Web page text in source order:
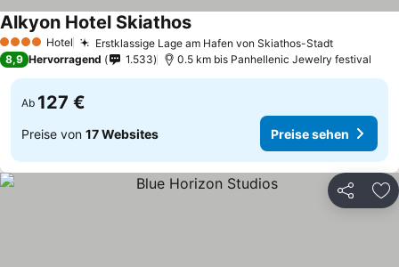
4 Sterne Hotel Erstklassige Lage am Hafen von Skiathos-StadtPreise
Alkyon Hotel SkiathosPreise sehen
8,9 Hervorragend 1.533 0.5 km bis Panhellenic Jewelry festival
Ab 127 €
Preise von 17 Websites Preise sehen
Teilen